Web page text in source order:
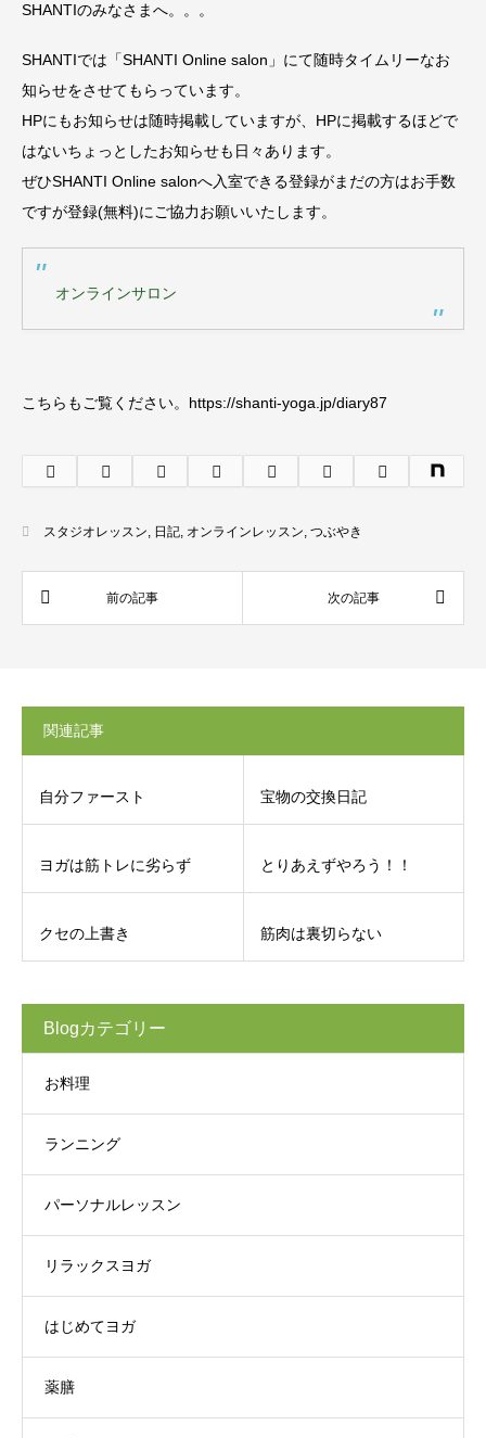
SHANTIのみなさまへ。。。
SHANTIでは「SHANTI Online salon」にて随時タイムリーなお
知らせをさせてもらっています。
HPにもお知らせは随時掲載していますが、HPに掲載するほどで
はないちょっとしたお知らせも日々あります。
ぜひSHANTI Online salonへ入室できる登録がまだの方はお手数
ですが登録(無料)にご協力お願いいたします。
オンラインサロン
こちらもご覧ください。https://shanti-yoga.jp/diary87
スタジオレッスン, 日記, オンラインレッスン, つぶやき
関連記事
自分ファースト 宝物の交換日記
ヨガは筋トレに劣らず とりあえずやろう！！
クセの上書き 筋肉は裏切らない
Blogカテゴリー
お料理
ランニング
パーソナルレッスン
リラックスヨガ
はじめてヨガ
薬膳